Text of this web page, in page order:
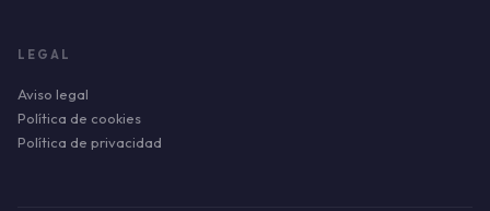
LEGAL
Aviso legal
Política de cookies
Política de privacidad